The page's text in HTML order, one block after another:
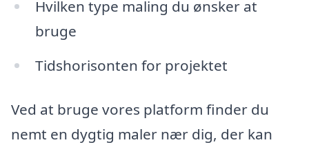
Hvilken type maling du ønsker at
bruge
Tidshorisonten for projektet
Ved at bruge vores platform finder du
nemt en dygtig maler nær dig, der kan